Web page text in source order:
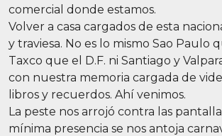
comercial donde estamos.
Volver a casa cargados de esta
y traviesa. No es lo mismo Sao Paulo
Taxco que el D.F. ni Santiago y
con nuestra memoria cargada de
libros y recuerdos. Ahí venimos.
La peste nos arrojó contra las
mínima presencia se nos antoja